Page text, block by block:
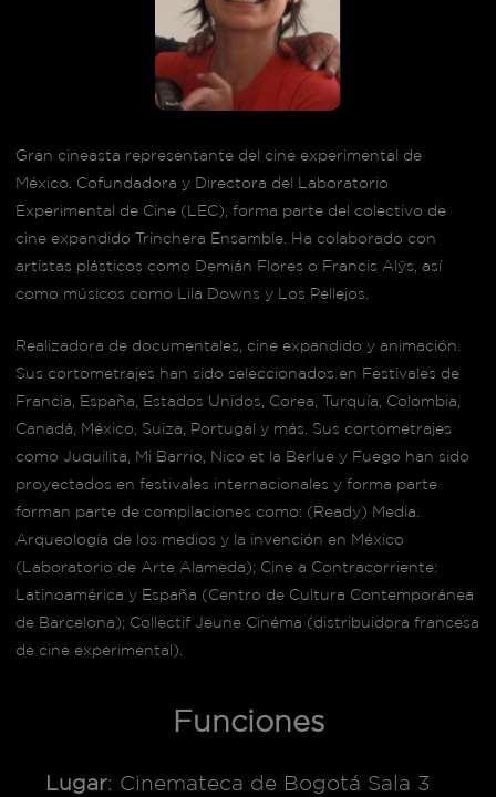
Gran cineasta representante del cine experimental de
México. Cofundadora y Directora del Laboratorio
Experimental de Cine (LEC), forma parte del colectivo de
cine expandido Trinchera Ensamble. Ha colaborado con
artistas plásticos como Demián Flores o Francis Alÿs, así
como músicos como Lila Downs y Los Pellejos.
Realizadora de documentales, cine expandido y animación.
Sus cortometrajes han sido seleccionados en Festivales de
Francia, España, Estados Unidos, Corea, Turquía, Colombia,
Canadá, México, Suiza, Portugal y más. Sus cortometrajes
como Juquilita, Mi Barrio, Nico et la Berlue y Fuego han sido
proyectados en festivales internacionales y forma parte
forman parte de compilaciones como: (Ready) Media.
Arqueología de los medios y la invención en México
(Laboratorio de Arte Alameda); Cine a Contracorriente:
Latinoamérica y España (Centro de Cultura Contemporánea
de Barcelona); Collectif Jeune Cinéma (distribuidora francesa
de cine experimental).
Funciones
Lugar: Cinemateca de Bogotá Sala 3